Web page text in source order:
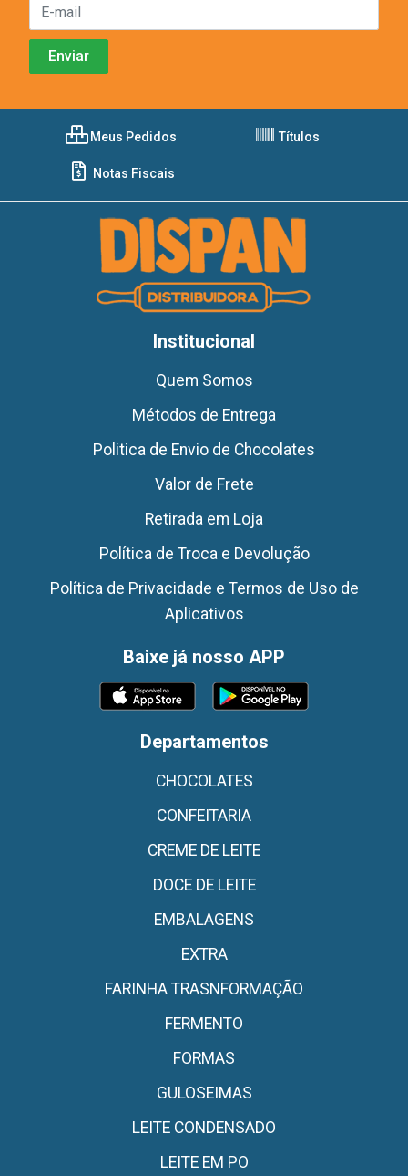
Meus Pedidos Títulos
Notas Fiscais
Institucional
Quem Somos
Métodos de Entrega
Politica de Envio de Chocolates
Valor de Frete
Retirada em Loja
Política de Troca e Devolução
Política de Privacidade e Termos de Uso de
Aplicativos
Baixe já nosso APP
Departamentos
CHOCOLATES
CONFEITARIA
CREME DE LEITE
DOCE DE LEITE
EMBALAGENS
EXTRA
FARINHA TRASNFORMAÇÃO
FERMENTO
FORMAS
GULOSEIMAS
LEITE CONDENSADO
LEITE EM PO